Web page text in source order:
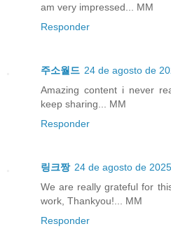
am very impressed... MM
Responder
주소월드 24 de agosto de
Amazing content i never
keep sharing... MM
Responder
링크짱 24 de agosto de
We are really grateful for
work, Thankyou!... MM
Responder